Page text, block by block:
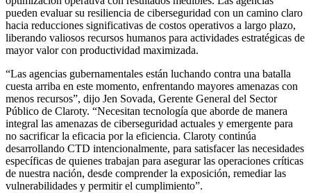
pueden evaluar su resiliencia de ciberseguridad con un camino claro
hacia reducciones significativas de costos operativos a largo plazo,
liberando valiosos recursos humanos para actividades estratégicas de
mayor valor con productividad maximizada.
“Las agencias gubernamentales están luchando contra una batalla
cuesta arriba en este momento, enfrentando mayores amenazas con
menos recursos”, dijo Jen Sovada, Gerente General del Sector
Público de Claroty. “Necesitan tecnología que aborde de manera
integral las amenazas de ciberseguridad actuales y emergente para
no sacrificar la eficacia por la eficiencia. Claroty continúa
desarrollando CTD intencionalmente, para satisfacer las necesidades
específicas de quienes trabajan para asegurar las operaciones críticas
de nuestra nación, desde comprender la exposición, remediar las
vulnerabilidades y permitir el cumplimiento”.